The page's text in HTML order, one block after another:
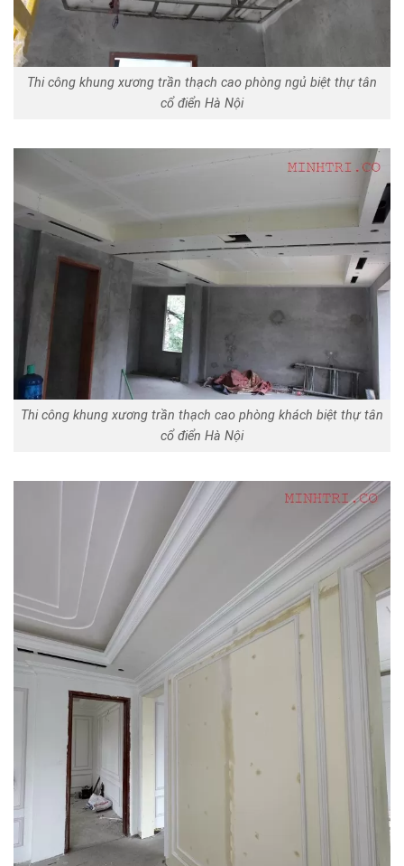
Thi công khung xương trần thạch cao phòng ngủ biệt thự tân
cổ điển Hà Nội
Thi công khung xương trần thạch cao phòng khách biệt thự tân
cổ điển Hà Nội